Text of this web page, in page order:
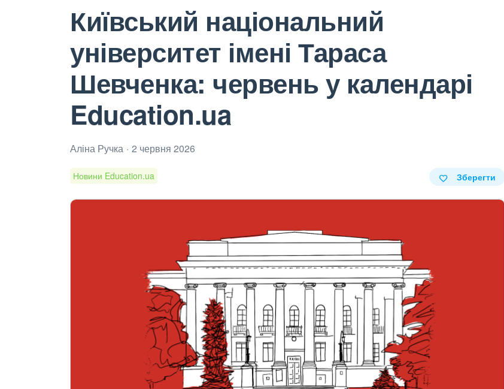
Київський національний
університет імені Тараса
Шевченка: червень у календарі
Education.ua
Аліна Ручка 2 червня 2026
Новини Education.ua Зберегти